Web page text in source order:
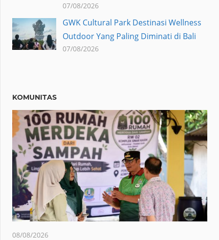
07/08/2026
GWK Cultural Park Destinasi Wellness
Outdoor Yang Paling Diminati di Bali
07/08/2026
KOMUNITAS
08/08/2026